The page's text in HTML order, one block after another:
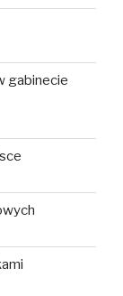
gabinecie